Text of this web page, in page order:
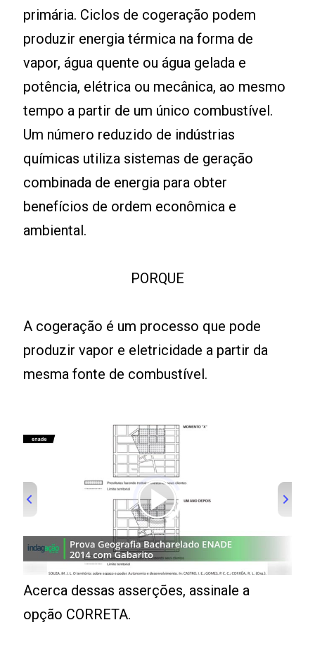
primária. Ciclos de cogeração podem
produzir energia térmica na forma de
vapor, água quente ou água gelada e
potência, elétrica ou mecânica, ao mesmo
tempo a partir de um único combustível.
Um número reduzido de indústrias
químicas utiliza sistemas de geração
combinada de energia para obter
benefícios de ordem econômica e
ambiental.
PORQUE
A cogeração é um processo que pode
produzir vapor e eletricidade a partir da
mesma fonte de combustível.
Acerca dessas asserções, assinale a
opção CORRETA.